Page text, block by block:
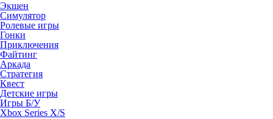
Экшен
Симулятор
Ролевые игры
Гонки
Приключения
Файтинг
Аркада
Стратегия
Квест
Детские игры
Игры Б/У
Xbox Series X/S